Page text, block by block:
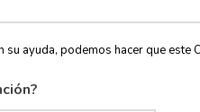
ayuda, podemos hacer que este